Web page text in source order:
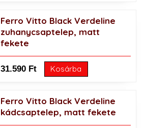
Ferro Vitto Black Verdeline
zuhanycsaptelep, matt
fekete
31.590 Ft Kosárba
Ferro Vitto Black Verdeline
kádcsaptelep, matt fekete